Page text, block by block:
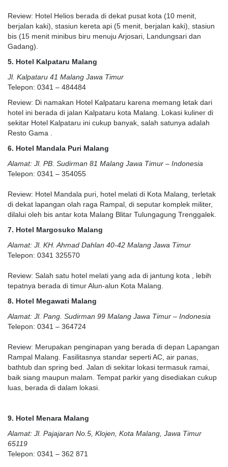
Review: Hotel Helios berada di dekat pusat kota (10 menit,
berjalan kaki), stasiun kereta api (5 menit, berjalan kaki), stasiun
bis (15 menit minibus biru menuju Arjosari, Landungsari dan
Gadang).
5. Hotel Kalpataru Malang
Jl. Kalpataru 41 Malang Jawa Timur
Telepon: 0341 – 484484
Review: Di namakan Hotel Kalpataru karena memang letak dari
hotel ini berada di jalan Kalpataru kota Malang. Lokasi kuliner di
sekitar Hotel Kalpataru ini cukup banyak, salah satunya adalah
Resto Gama .
6. Hotel Mandala Puri Malang
Alamat: Jl. PB. Sudirman 81 Malang Jawa Timur – Indonesia
Telepon: 0341 – 354055
Review: Hotel Mandala puri, hotel melati di Kota Malang, terletak
di dekat lapangan olah raga Rampal, di seputar komplek militer,
dilalui oleh bis antar kota Malang Blitar Tulungagung Trenggalek.
7. Hotel Margosuko Malang
Alamat: Jl. KH. Ahmad Dahlan 40-42 Malang Jawa Timur
Telepon: 0341 325570
Review: Salah satu hotel melati yang ada di jantung kota , lebih
tepatnya berada di timur Alun-alun Kota Malang.
8. Hotel Megawati Malang
Alamat: Jl. Pang. Sudirman 99 Malang Jawa Timur – Indonesia
Telepon: 0341 – 364724
Review: Merupakan penginapan yang berada di depan Lapangan
Rampal Malang. Fasilitasnya standar seperti AC, air panas,
bathtub dan spring bed. Jalan di sekitar lokasi termasuk ramai,
baik siang maupun malam. Tempat parkir yang disediakan cukup
luas, berada di dalam lokasi.
9. Hotel Menara Malang
Alamat: Jl. Pajajaran No.5, Klojen, Kota Malang, Jawa Timur
65119
Telepon: 0341 – 362 871